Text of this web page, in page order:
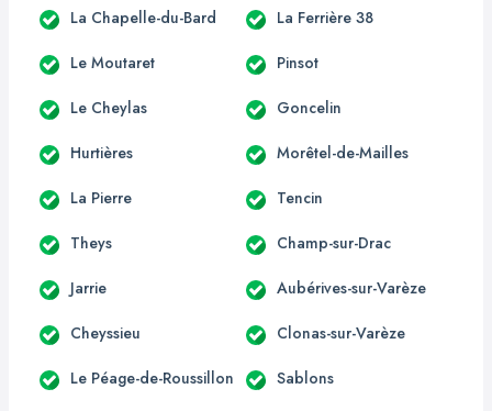
La Chapelle-du-Bard La Ferrière 38
Le Moutaret Pinsot
Le Cheylas Goncelin
Hurtières Morêtel-de-Mailles
La Pierre Tencin
Theys Champ-sur-Drac
Jarrie Aubérives-sur-Varèze
Cheyssieu Clonas-sur-Varèze
Le Péage-de-Roussillon Sablons